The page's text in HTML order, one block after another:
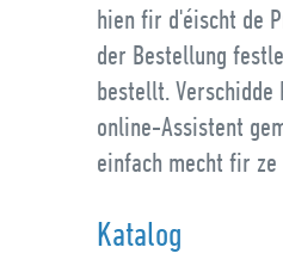
hien fir d'éischt de
der Bestellung
bestellt.
online-Assistent
einfach mecht fir
Katalog